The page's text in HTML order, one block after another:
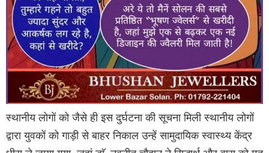
स्थानीय लोगों को जैसे ही इस दुर्घटना की सूचना मिली स्थानीय लोगों
द्वारा युवकों को गाड़ी से बाहर निकाल उन्हें सामुदायिक स्वास्थ्य केंद्र